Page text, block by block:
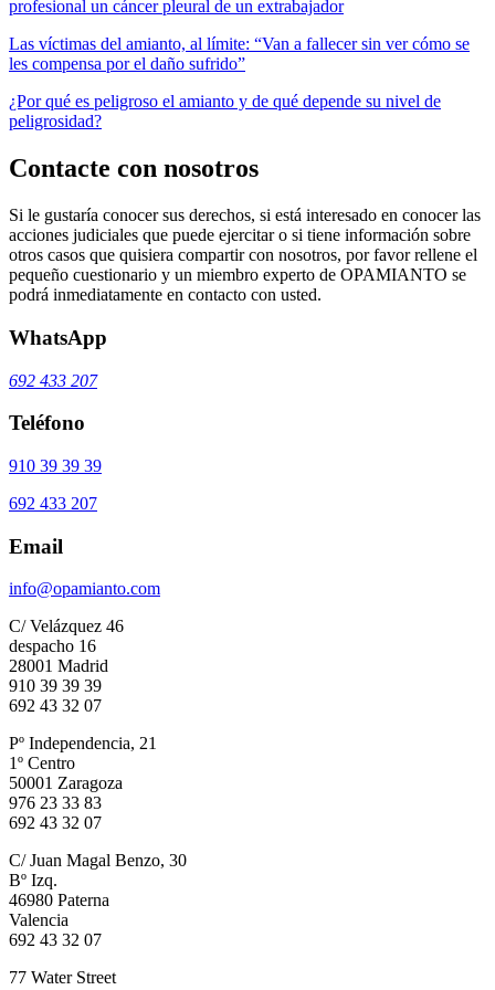
profesional un cáncer pleural de un extrabajador
Las víctimas del amianto, al límite: “Van a fallecer sin ver cómo se
les compensa por el daño sufrido”
¿Por qué es peligroso el amianto y de qué depende su nivel de
peligrosidad?
Contacte con nosotros
Si le gustaría conocer sus derechos, si está interesado en conocer las
acciones judiciales que puede ejercitar o si tiene información sobre
otros casos que quisiera compartir con nosotros, por favor rellene el
pequeño cuestionario y un miembro experto de OPAMIANTO se
podrá inmediatamente en contacto con usted.
WhatsApp
692 433 207
Teléfono
910 39 39 39
692 433 207
Email
info@opamianto.com
C/ Velázquez 46
despacho 16
28001 Madrid
910 39 39 39
692 43 32 07
Pº Independencia, 21
1º Centro
50001 Zaragoza
976 23 33 83
692 43 32 07
C/ Juan Magal Benzo, 30
Bº Izq.
46980 Paterna
Valencia
692 43 32 07
77 Water Street